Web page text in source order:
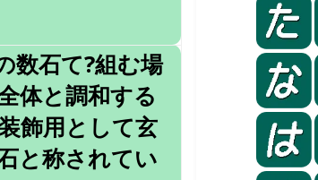
数石て?組む場
体と調和する
飾用として玄
と称されてい